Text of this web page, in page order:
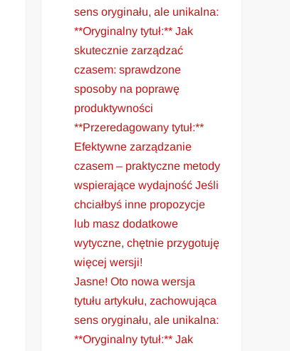
sens oryginału, ale unikalna:
**Oryginalny tytuł:** Jak
skutecznie zarządzać
czasem: sprawdzone
sposoby na poprawę
produktywności
**Przeredagowany tytuł:**
Efektywne zarządzanie
czasem – praktyczne metody
wspierające wydajność Jeśli
chciałbyś inne propozycje
lub masz dodatkowe
wytyczne, chętnie przygotuję
więcej wersji!
Jasne! Oto nowa wersja
tytułu artykułu, zachowująca
sens oryginału, ale unikalna:
**Oryginalny tytuł:** Jak